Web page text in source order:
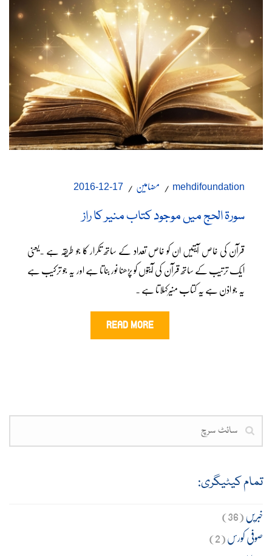
mehdifoundation مضامین 17-12-2016
سورۃ الحج میں موجود کتاب منیر کا راز
قرآن کی خاص آیتیں ان کو خاص تعداد کے ساتھ تکرار کا جو طریقہ ہے ۔یعنی
ایک ترتیب کے ساتھ قرآن کی آیتوں کو پڑھنا نور بناتا ہے اور یہ جو ترکیب ہے
یہ جو اذن ہے یہ کتاب منیرکہلاتا ہے ۔
READ MORE
تمام کیٹیگری:
خبریں(36)
صوفی کورس(2)